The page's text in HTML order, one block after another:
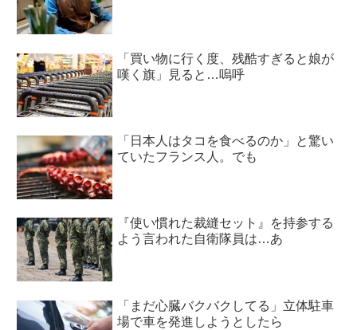
「買い物に行く度、残酷すぎると娘が
嘆く旗」見ると…嗚呼
「日本人はタコを食べるのか」と驚い
ていたフランス人。でも
『使い慣れた裁縫セット』を持参する
よう言われた自衛隊員は…あ
「まだ心臓バクバクしてる」立体駐車
場で車を発進しようとしたら